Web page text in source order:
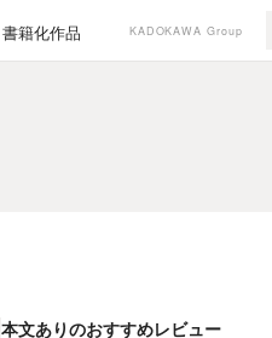
書籍化作品 KADOKAWA Group
本文ありのおすすめレビュー